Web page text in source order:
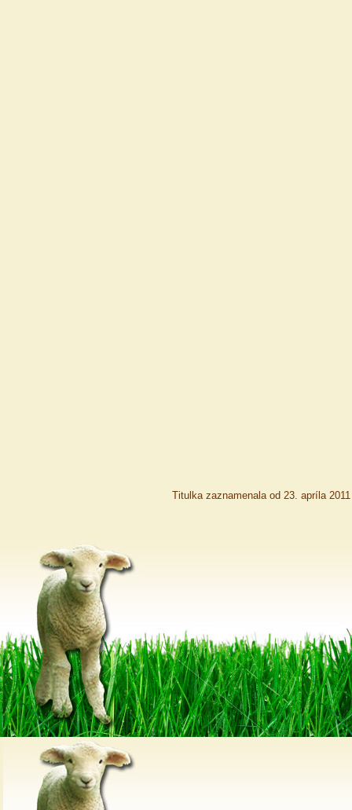
Titulka zaznamenala od 23. apríla